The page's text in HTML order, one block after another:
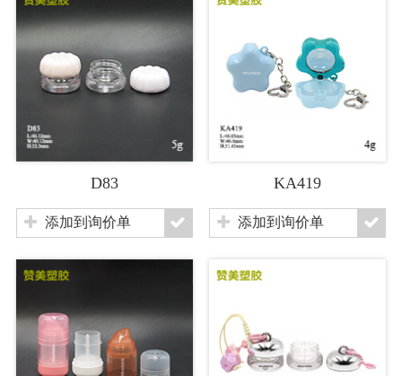
D83
添加到询价单
KA419
添加到询价单